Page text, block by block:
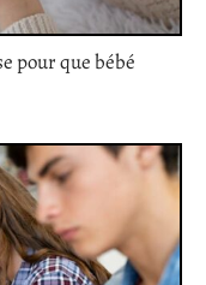
pour que bébé